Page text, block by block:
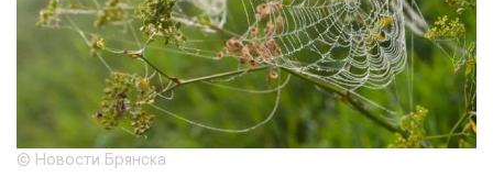
© Новости Брянска